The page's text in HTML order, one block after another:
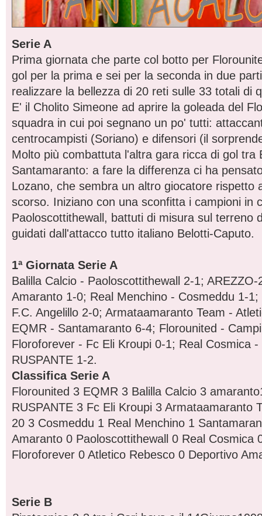
Serie A
Prima giornata che parte col botto per
gol per la prima e sei per la seconda in due
realizzare la bellezza di 20 reti sulle 33 totali di
E' il Cholito Simeone ad aprire la goleada del
squadra in cui poi segnano un po' tutti:
centrocampisti (Soriano) e difensori (il
Molto più combattuta l'altra gara ricca di gol tra
Santamaranto: a fare la differenza ci ha
Lozano, che sembra un altro giocatore rispetto
scorso. Iniziano con una sconfitta i campioni in
Paoloscottithewall, battuti di misura sul terreno
guidati dall'attacco tutto italiano Belotti-Caputo.
1ª Giornata Serie A
Balilla Calcio - Paoloscottithewall 2-1;
Amaranto 1-0; Real Menchino - Cosmeddu 1-
F.C. Angelillo 2-0; Armataamaranto Team -
EQMR - Santamaranto 6-4; Florounited -
Floroforever - Fc Eli Kroupi 0-1; Real Cosmica -
RUSPANTE 1-2.
Classifica Serie A
Florounited 3 EQMR 3 Balilla Calcio 3
RUSPANTE 3 Fc Eli Kroupi 3 Armataamaranto
20 3 Cosmeddu 1 Real Menchino 1
Amaranto 0 Paoloscottithewall 0 Real Cosmica
Floroforever 0 Atletico Rebesco 0 Deportivo
Serie B